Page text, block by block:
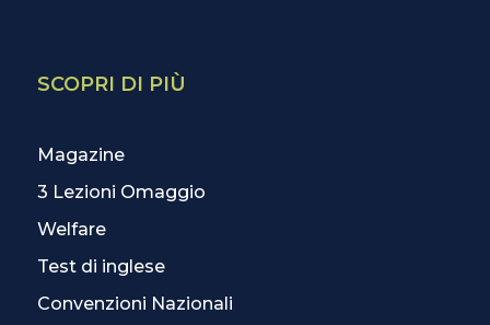
SCOPRI DI PIÙ
Magazine
3 Lezioni Omaggio
Welfare
Test di inglese
Convenzioni Nazionali